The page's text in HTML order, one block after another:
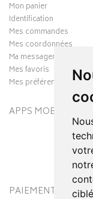
Mon panier
Identification
Mes commandes
Mes coordonnées
Ma messagerie
Mes favoris
Mes préférences
APPS MOBILES
PAIEMENT